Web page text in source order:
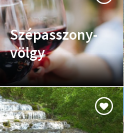
Szépasszony-
völgy